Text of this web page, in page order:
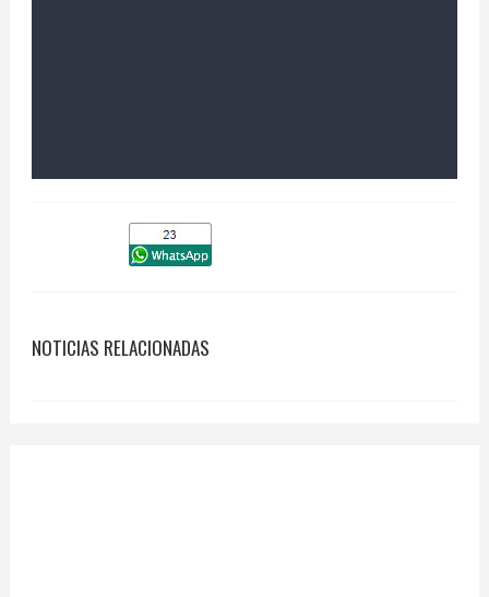
NOTICIAS RELACIONADAS